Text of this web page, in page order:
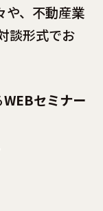
や、不動産業
談形式でお
WEBセミナー